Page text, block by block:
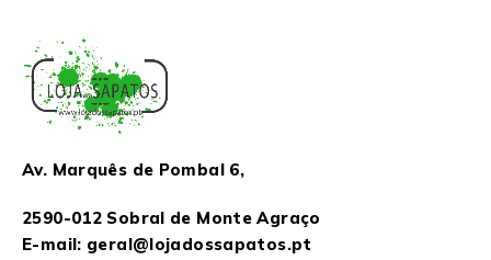
Av. Marquês de Pombal 6,
2590-012 Sobral de Monte Agraço
E-mail: geral@lojadossapatos.pt